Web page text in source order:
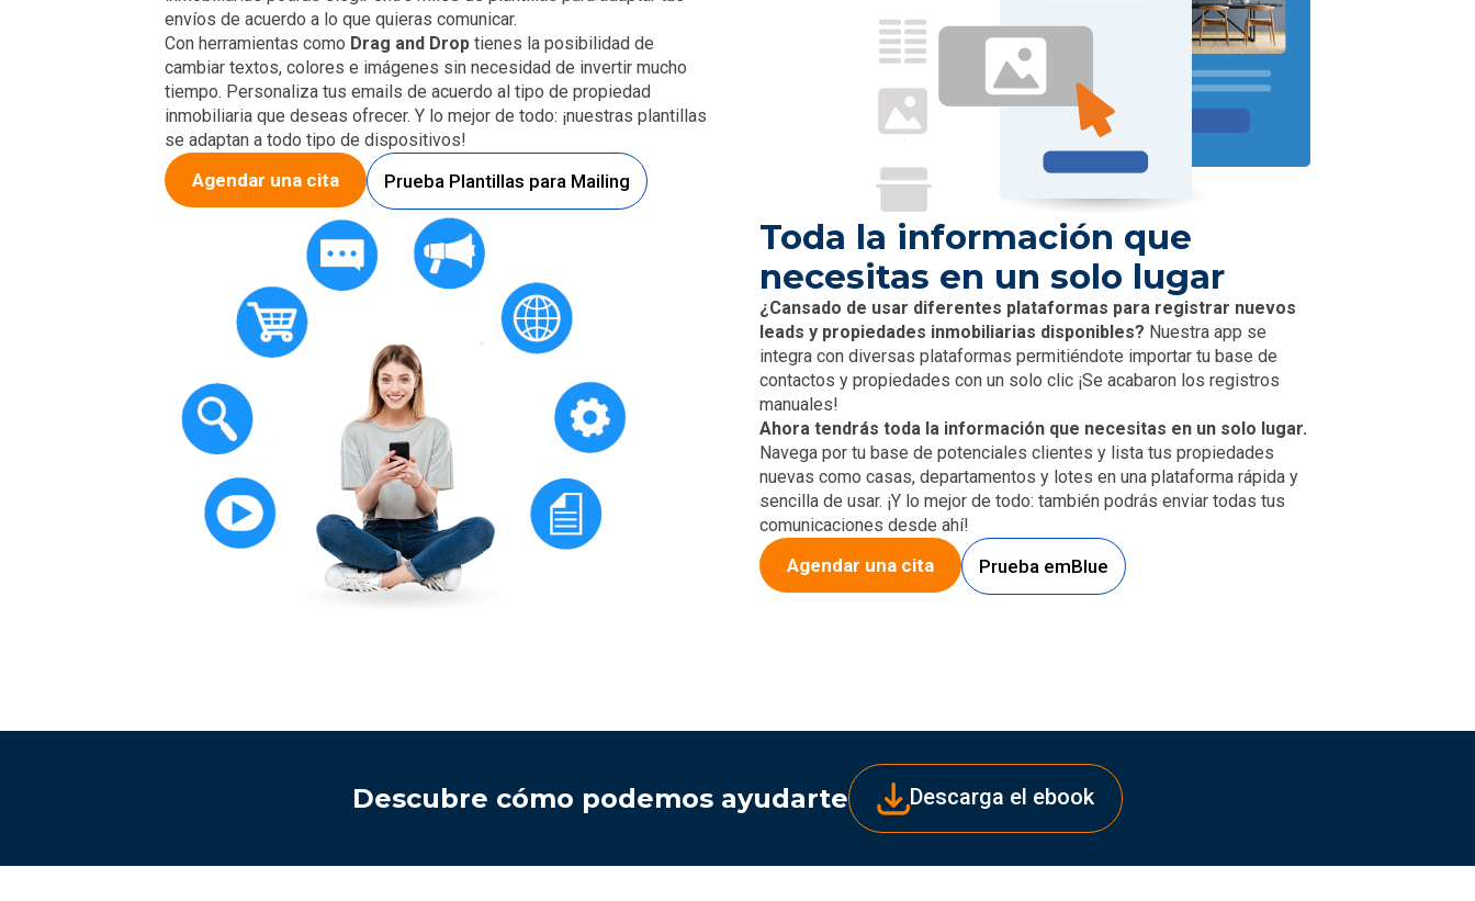
envíos de acuerdo a lo que quieras comunicar.
Con herramientas como Drag and Drop tienes la posibilidad de
cambiar textos, colores e imágenes sin necesidad de invertir mucho
tiempo. Personaliza tus emails de acuerdo al tipo de propiedad
inmobiliaria que deseas ofrecer. Y lo mejor de todo: ¡nuestras plantillas
se adaptan a todo tipo de dispositivos!
Agendar una cita Prueba Plantillas para Mailing
Toda la información que
necesitas en un solo lugar
¿Cansado de usar diferentes plataformas para registrar nuevos
leads y propiedades inmobiliarias disponibles? Nuestra app se
integra con diversas plataformas permitiéndote importar tu base de
contactos y propiedades con un solo clic ¡Se acabaron los registros
manuales!
Ahora tendrás toda la información que necesitas en un solo lugar.
Navega por tu base de potenciales clientes y lista tus propiedades
nuevas como casas, departamentos y lotes en una plataforma rápida y
sencilla de usar. ¡Y lo mejor de todo: también podrás enviar todas tus
comunicaciones desde ahí!
Agendar una cita Prueba emBlue
Descubre cómo podemos ayudarte Descarga el ebook